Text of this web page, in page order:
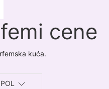
cene
kuća.